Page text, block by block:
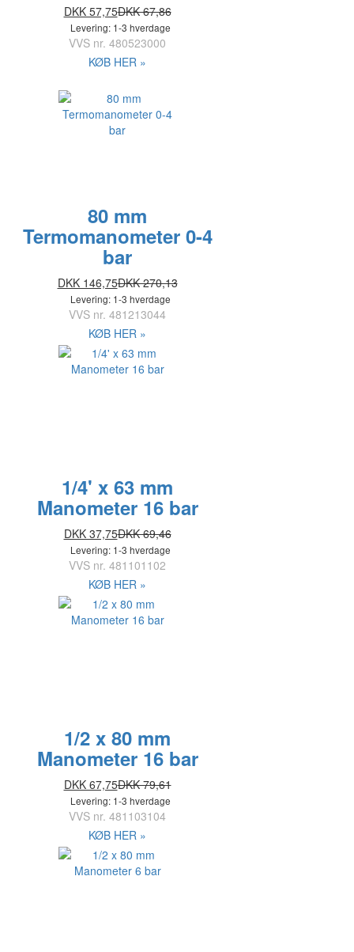
DKK 57,75DKK 67,86
Levering: 1-3 hverdage
VVS nr. 480523000
KØB HER »
80 mm
Termomanometer 0-4
bar
DKK 146,75DKK 270,13
Levering: 1-3 hverdage
VVS nr. 481213044
KØB HER »
1/4' x 63 mm
Manometer 16 bar
DKK 37,75DKK 69,46
Levering: 1-3 hverdage
VVS nr. 481101102
KØB HER »
1/2 x 80 mm
Manometer 16 bar
DKK 67,75DKK 79,61
Levering: 1-3 hverdage
VVS nr. 481103104
KØB HER »